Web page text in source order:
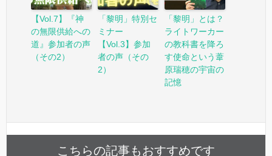
【Vol.7】『神
の無限供給への
道』参加者の声
（その2）
「黎明」特別セ
ミナー
【Vol.3】参加
者の声（その
2）
「黎明」とは？
ライトワーカー
の教科書を降ろ
す使命という葦
原瑞穂の宇宙の
記憶
こちらの記事もおすすめです